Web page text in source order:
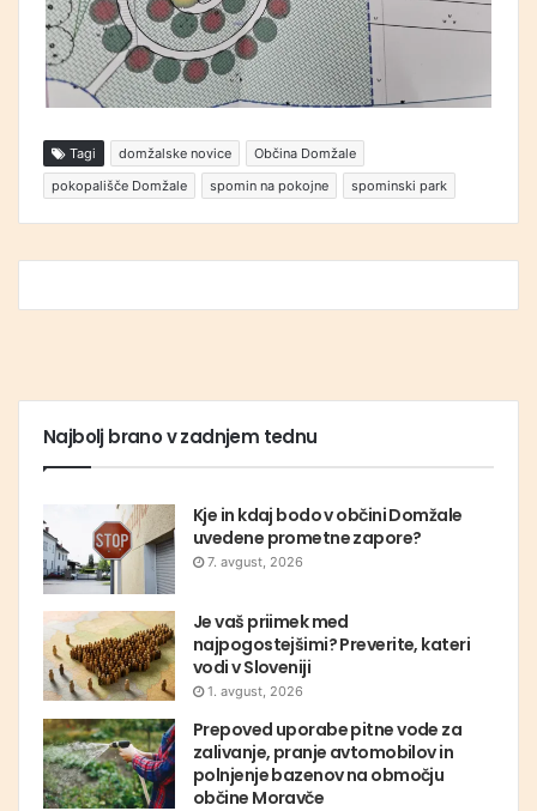
Tagi domžalske novice
Občina Domžale
pokopališče Domžale
spomin na pokojne spominski park
Najbolj brano v zadnjem tednu
Kje in kdaj bodo v občini Domžale
uvedene prometne zapore?
7. avgust, 2026
Je vaš priimek med
najpogostejšimi? Preverite, kateri
vodi v Sloveniji
1. avgust, 2026
Prepoved uporabe pitne vode za
zalivanje, pranje avtomobilov in
polnjenje bazenov na območju
občine Moravče